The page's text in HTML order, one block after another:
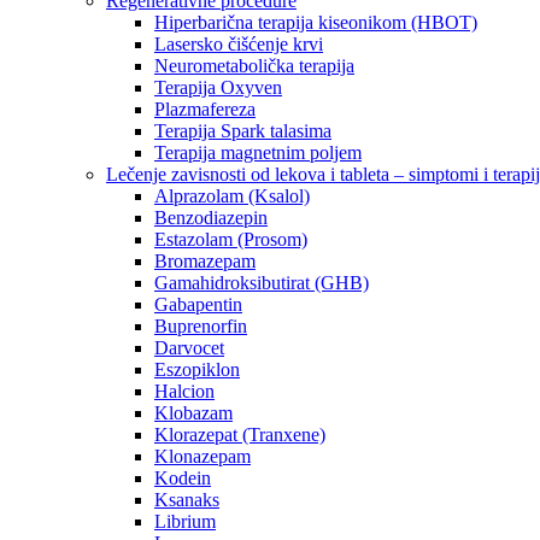
Hiperbarična terapija kiseonikom (HBOT)
Lasersko čišćenje krvi
Neurometabolička terapija
Terapija Oxyven
Plazmafereza
Terapija Spark talasima
Terapija magnetnim poljem
Lečenje zavisnosti od lekova i tableta – simptomi i
Alprazolam (Ksalol)
Benzodiazepin
Estazolam (Prosom)
Bromazepam
Gamahidroksibutirat (GHB)
Gabapentin
Buprenorfin
Darvocet
Eszopiklon
Halcion
Klobazam
Klorazepat (Tranxene)
Klonazepam
Kodein
Ksanaks
Librium